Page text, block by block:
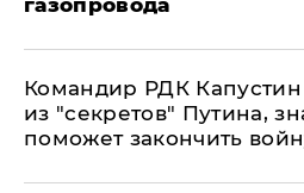
Командир РДК
из "секретов" Путина,
поможет закончить